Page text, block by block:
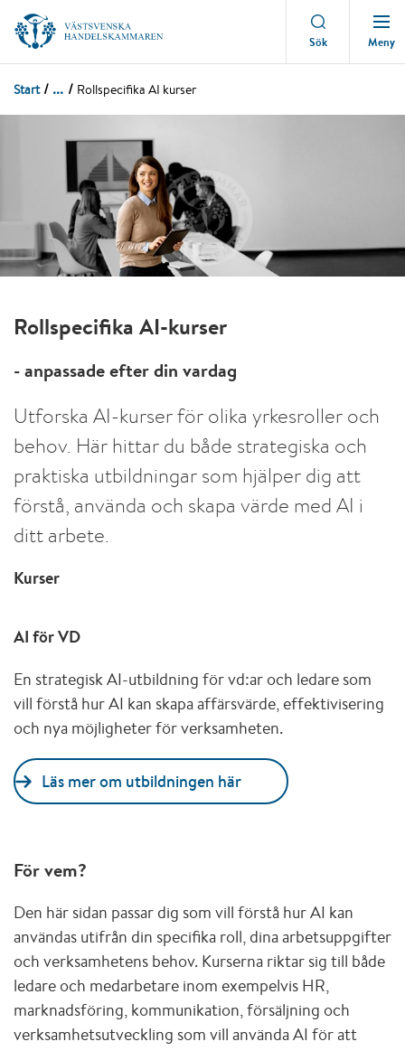
Sök Meny
Start ... Rollspecifika AI kurser
Rollspecifika AI-kurser
- anpassade efter din vardag
Utforska AI-kurser för olika yrkesroller och
behov. Här hittar du både strategiska och
praktiska utbildningar som hjälper dig att
förstå, använda och skapa värde med AI i
ditt arbete.
Kurser
AI för VD
En strategisk AI-utbildning för vd:ar och ledare som
vill förstå hur AI kan skapa affärsvärde, effektivisering
och nya möjligheter för verksamheten.
Läs mer om utbildningen här
För vem?
Den här sidan passar dig som vill förstå hur AI kan
användas utifrån din specifika roll, dina arbetsuppgifter
och verksamhetens behov. Kurserna riktar sig till både
ledare och medarbetare inom exempelvis HR,
marknadsföring, kommunikation, försäljning och
verksamhetsutveckling som vill använda AI för att